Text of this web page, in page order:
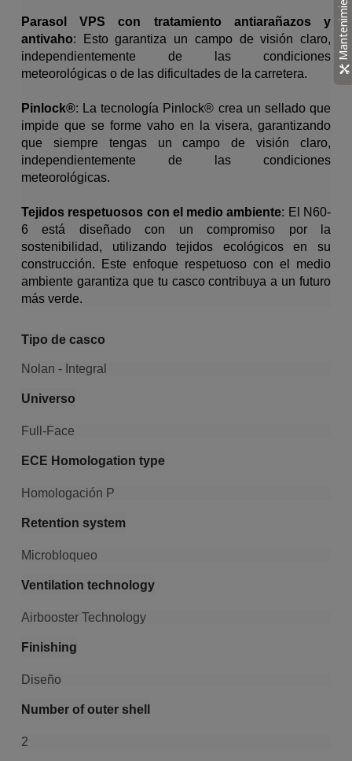
Parasol VPS con tratamiento antiarañazos y
antivaho: Esto garantiza un campo de visión claro,
independientemente de las condiciones
meteorológicas o de las dificultades de la carretera.
Pinlock®: La tecnología Pinlock® crea un sellado que
impide que se forme vaho en la visera, garantizando
que siempre tengas un campo de visión claro,
independientemente de las condiciones
meteorológicas.
Tejidos respetuosos con el medio ambiente: El N60-
6 está diseñado con un compromiso por la
sostenibilidad, utilizando tejidos ecológicos en su
construcción. Este enfoque respetuoso con el medio
ambiente garantiza que tu casco contribuya a un futuro
más verde.
Tipo de casco
Nolan - Integral
Universo
Full-Face
ECE Homologation type
Homologación P
Retention system
Microbloqueo
Ventilation technology
Airbooster Technology
Finishing
Diseño
Number of outer shell
2
Mantenimiento